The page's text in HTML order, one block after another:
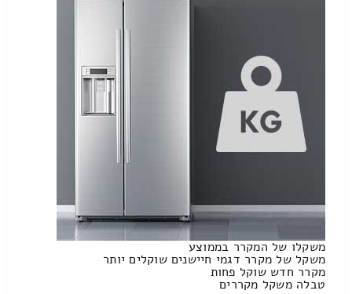
משקלו של המקרר בממוצע
משקל של מקרר דגמי חיישנים שוקלים יותר
מקרר חדש שוקל פחות
טבלה משקל מקררים